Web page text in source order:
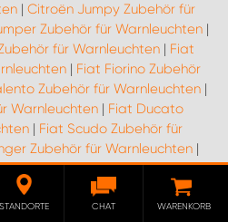
| Citroën Jumpy Zubehör für
Zubehör für Warnleuchten|
für Warnleuchten | Fiat
| Fiat Fiorino Zubehör
Zubehör für Warnleuchten |
Warnleuchten | Fiat Ducato
| Fiat Scudo Zubehör für
Zubehör für Warnleuchten |
Warnleuchten|Ford Connect
| Ford Custom Zubehör für
Zubehör für Warnleuchten|
STANDORTE CHAT WARENKORB